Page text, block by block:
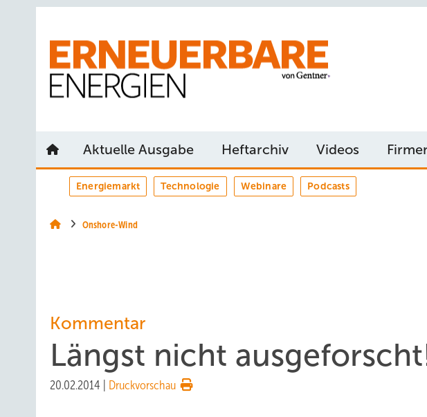
Aktuelle Ausgabe Heftarchiv Videos
Energiemarkt Technologie Webinare Podcasts
Onshore-Wind
Kommentar
Längst nicht
20.02.2014 Druckvorschau